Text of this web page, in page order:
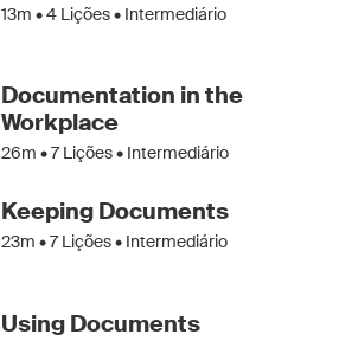
13m •4 Lições • Intermediário
Documentation in the
Workplace
26m •7Lições • Intermediário
Keeping Documents
23m •7Lições • Intermediário
Using Documents